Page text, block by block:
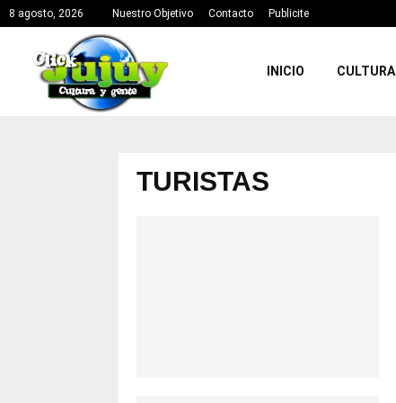
8 agosto, 2026 Nuestro Objetivo Contacto Publicite
INICIO CULTURA
TURISTAS